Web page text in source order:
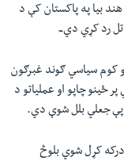
بيا په پاکستان کې د
تل رد کړي دي۔
کوم سياسي ګوند غبرګون
چاپو او عملیاتو د
جعلي بلل شوې دي.
کړل شوي بلوڅ